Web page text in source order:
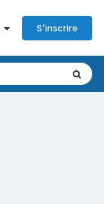
S’inscrire